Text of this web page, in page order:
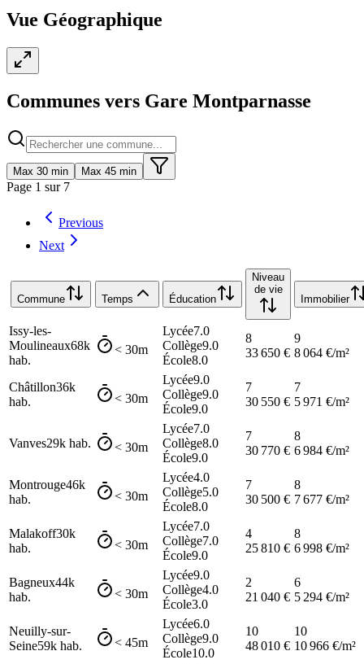
Vue Géographique
Communes vers Gare Montparnasse
Max 30 min Max 45 min
Page 1 sur 7
Previous
Next
Commune Temps Éducation
Niveau
de vie
Immobilier
Issy-les-
Moulineaux68k
hab.
< 30m
Lycée7.0
Collège9.0
École8.0
8
33 650 €
9
8 064 €/m²
Châtillon36k
hab.
< 30m
Lycée9.0
Collège9.0
École9.0
7
30 550 €
7
5 971 €/m²
Vanves29k hab. < 30m
Lycée7.0
Collège8.0
École9.0
7
30 770 €
8
6 984 €/m²
Montrouge46k
hab.
< 30m
Lycée4.0
Collège5.0
École8.0
7
30 500 €
8
7 677 €/m²
Malakoff30k
hab.
< 30m
Lycée7.0
Collège7.0
École9.0
4
25 810 €
8
6 998 €/m²
Bagneux44k
hab.
< 30m
Lycée9.0
Collège4.0
École3.0
2
21 040 €
6
5 294 €/m²
Neuilly-sur-
Seine59k hab. < 45m
Lycée6.0
Collège9.0
École10.0
10
48 010 €
10
10 966 €/m²